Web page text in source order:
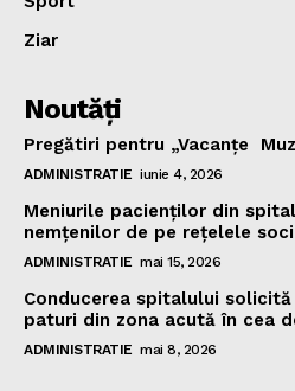
Ziar
Noutăţi
Pregătiri pentru „Vacanţe
ADMINISTRATIE iunie 4, 2026
Meniurile pacienţilor din
nemţenilor de pe reţelele
ADMINISTRATIE mai 15, 2026
Conducerea spitalului
paturi din zona acută în cea
ADMINISTRATIE mai 8, 2026